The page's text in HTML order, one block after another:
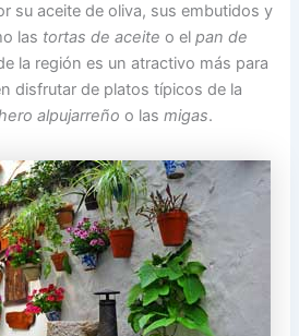
su aceite de oliva, sus embutidos y
las tortas de aceite o elpan de
la región es un atractivo más para
disfrutar de platos típicos de la
alpujarreño o lasmigas.